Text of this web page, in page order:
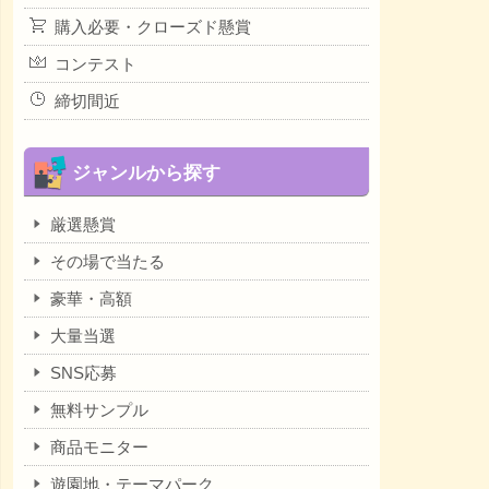
購入必要・クローズド懸賞
コンテスト
締切間近
ジャンルから探す
厳選懸賞
その場で当たる
豪華・高額
大量当選
SNS応募
無料サンプル
商品モニター
遊園地・テーマパーク